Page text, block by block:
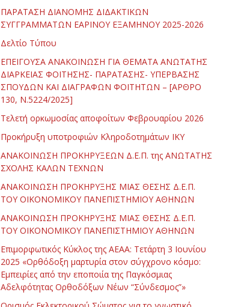
ΠΑΡΑΤΑΣΗ ΔΙΑΝΟΜΗΣ ΔΙΔΑΚΤΙΚΩΝ
ΣΥΓΓΡΑΜΜΑΤΩΝ ΕΑΡΙΝΟΥ ΕΞΑΜΗΝΟΥ 2025-2026
Δελτίο Τύπου
ΕΠΕΙΓΟΥΣΑ ΑΝΑΚΟΙΝΩΣΗ ΓΙΑ ΘΕΜΑΤΑ ΑΝΩΤΑΤΗΣ
ΔΙΑΡΚΕΙΑΣ ΦΟΙΤΗΣΗΣ- ΠΑΡΑΤΑΣΗΣ- ΥΠΕΡΒΑΣΗΣ
ΣΠΟΥΔΩΝ ΚΑΙ ΔΙΑΓΡΑΦΩΝ ΦΟΙΤΗΤΩΝ – [ΑΡΘΡΟ
130, Ν.5224/2025]
Τελετή ορκωμοσίας αποφοίτων Φεβρουαρίου 2026
Προκήρυξη υποτροφιών Κληροδοτημάτων ΙΚΥ
ΑΝΑΚΟΙΝΩΣΗ ΠΡΟΚΗΡΥΞΕΩΝ Δ.Ε.Π. της ΑΝΩΤΑΤΗΣ
ΣΧΟΛΗΣ ΚΑΛΩΝ ΤΕΧΝΩΝ
ΑΝΑΚΟΙΝΩΣΗ ΠΡΟΚΗΡΥΞΗΣ ΜΙΑΣ ΘΕΣΗΣ Δ.Ε.Π.
ΤΟΥ ΟΙΚΟΝΟΜΙΚΟΥ ΠΑΝΕΠΙΣΤΗΜΙΟΥ ΑΘΗΝΩΝ
ΑΝΑΚΟΙΝΩΣΗ ΠΡΟΚΗΡΥΞΗΣ ΜΙΑΣ ΘΕΣΗΣ Δ.Ε.Π.
ΤΟΥ ΟΙΚΟΝΟΜΙΚΟΥ ΠΑΝΕΠΙΣΤΗΜΙΟΥ ΑΘΗΝΩΝ
Επιμορφωτικός Κύκλος της ΑΕΑΑ: Τετάρτη 3 Ιουνίου
2025 «Ορθόδοξη μαρτυρία στον σύγχρονο κόσμο:
Εμπειρίες από την εποποιία της Παγκόσμιας
Αδελφότητας Ορθοδόξων Νέων “Σύνδεσμος”»